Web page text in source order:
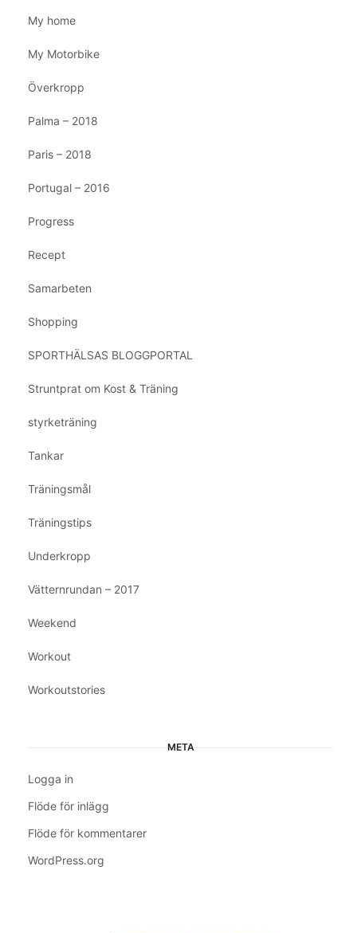
My home
My Motorbike
Överkropp
Palma – 2018
Paris – 2018
Portugal – 2016
Progress
Recept
Samarbeten
Shopping
SPORTHÄLSAS BLOGGPORTAL
Struntprat om Kost & Träning
styrketräning
Tankar
Träningsmål
Träningstips
Underkropp
Vätternrundan – 2017
Weekend
Workout
Workoutstories
META
Logga in
Flöde för inlägg
Flöde för kommentarer
WordPress.org